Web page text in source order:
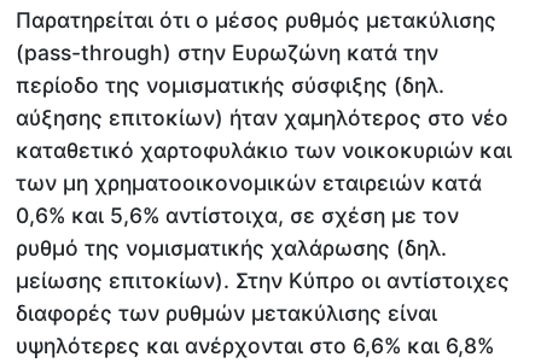
Παρατηρείται ότι ο μέσος ρυθμός μετακύλισης
(pass-through) στην Ευρωζώνη κατά την
περίοδο της νομισματικής σύσφιξης (δηλ.
αύξησης επιτοκίων) ήταν χαμηλότερος στο νέο
καταθετικό χαρτοφυλάκιο των νοικοκυριών και
των μη χρηματοοικονομικών εταιρειών κατά
0,6% και 5,6% αντίστοιχα, σε σχέση με τον
ρυθμό της νομισματικής χαλάρωσης (δηλ.
μείωσης επιτοκίων). Στην Κύπρο οι αντίστοιχες
διαφορές των ρυθμών μετακύλισης είναι
υψηλότερες και ανέρχονται στο 6,6% και 6,8%